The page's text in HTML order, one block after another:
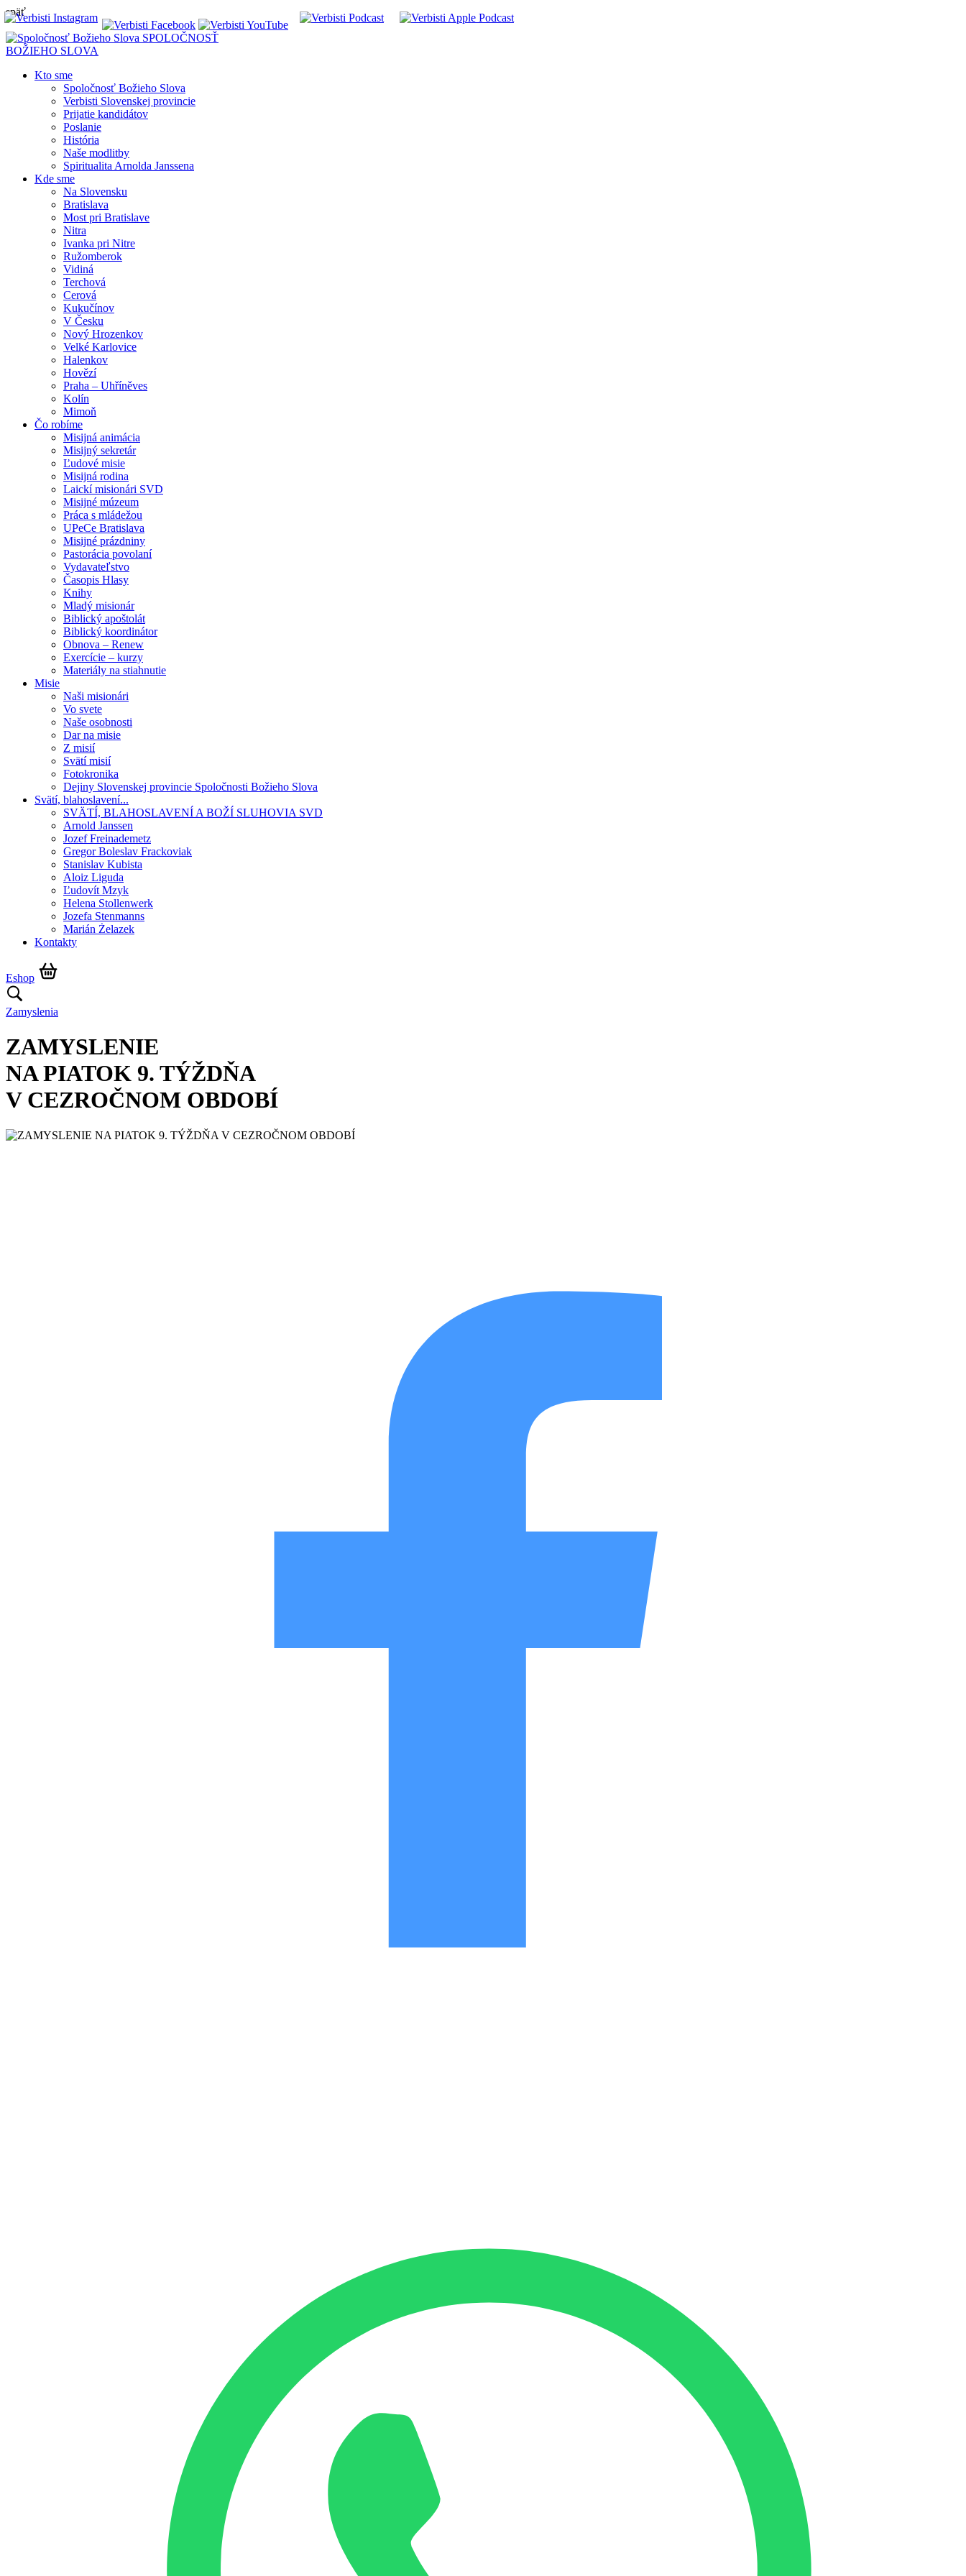
späť
SPOLOČNOSŤ
BOŽIEHO SLOVA
Kto sme
Spoločnosť Božieho Slova
Verbisti Slovenskej provincie
Prijatie kandidátov
Poslanie
História
Naše modlitby
Spiritualita Arnolda Janssena
Kde sme
Na Slovensku
Bratislava
Most pri Bratislave
Nitra
Ivanka pri Nitre
Ružomberok
Vidiná
Terchová
Cerová
Kukučínov
V Česku
Nový Hrozenkov
Velké Karlovice
Halenkov
Hovězí
Praha – Uhříněves
Kolín
Mimoň
Čo robíme
Misijná animácia
Misijný sekretár
Ľudové misie
Misijná rodina
Laickí misionári SVD
Misijné múzeum
Práca s mládežou
UPeCe Bratislava
Misijné prázdniny
Pastorácia povolaní
Vydavateľstvo
Časopis Hlasy
Knihy
Mladý misionár
Biblický apoštolát
Biblický koordinátor
Obnova – Renew
Exercície – kurzy
Materiály na stiahnutie
Misie
Naši misionári
Vo svete
Naše osobnosti
Dar na misie
Z misií
Svätí misií
Fotokronika
Dejiny Slovenskej provincie Spoločnosti Božieho Slova
Svätí, blahoslavení...
SVÄTÍ, BLAHOSLAVENÍ A BOŽÍ SLUHOVIA SVD
Arnold Janssen
Jozef Freinademetz
Gregor Boleslav Frackoviak
Stanislav Kubista
Aloiz Liguda
Ľudovít Mzyk
Helena Stollenwerk
Jozefa Stenmanns
Marián Żelazek
Kontakty
Eshop
Zamyslenia
ZAMYSLENIE
NA PIATOK 9. TÝŽDŇA
V CEZROČNOM OBDOBÍ